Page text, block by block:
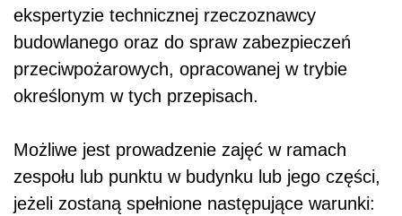
ekspertyzie technicznej rzeczoznawcy
budowlanego oraz do spraw zabezpieczeń
przeciwpożarowych, opracowanej w trybie
określonym w tych przepisach.
Możliwe jest prowadzenie zajęć w ramach
zespołu lub punktu w budynku lub jego części,
jeżeli zostaną spełnione następujące warunki: